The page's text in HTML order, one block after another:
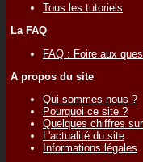
Tous les tutoriels
La FAQ
FAQ : Foire aux
A propos du site
Qui sommes nous ?
Pourquoi ce site ?
Quelques chiffres
L'actualité du site
Informations légales